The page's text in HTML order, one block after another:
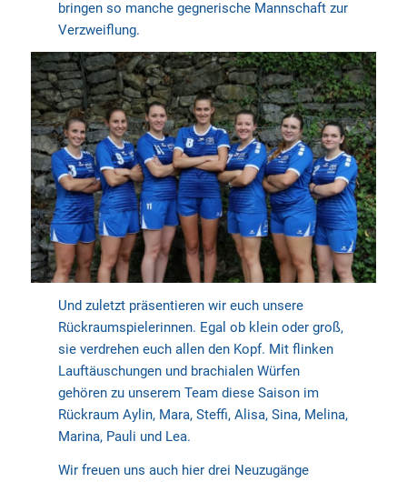
bringen so manche gegnerische Mannschaft zur
Verzweiflung.
Und zuletzt präsentieren wir euch unsere
Rückraumspielerinnen. Egal ob klein oder groß,
sie verdrehen euch allen den Kopf. Mit flinken
Lauftäuschungen und brachialen Würfen
gehören zu unserem Team diese Saison im
Rückraum Aylin, Mara, Steffi, Alisa, Sina, Melina,
Marina, Pauli und Lea.
Wir freuen uns auch hier drei Neuzugänge